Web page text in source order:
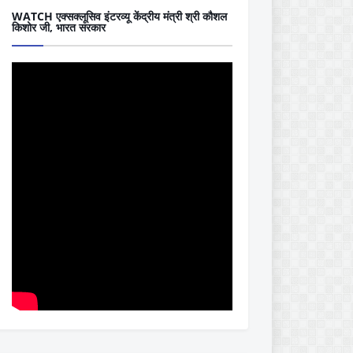
WATCH एक्सक्लूसिव इंटरव्यू केंद्रीय मंत्री श्री कौशल
किशोर जी, भारत सरकार